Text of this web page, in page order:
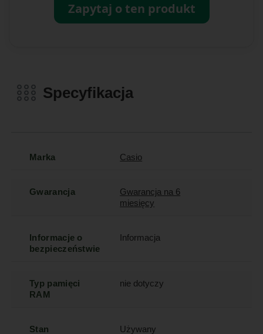
Zapytaj o ten produkt
Specyfikacja
Marka Casio
Gwarancja
Gwarancja na 6
miesięcy
Informacje o
bezpieczeństwie
Informacja
Typ pamięci
RAM
nie dotyczy
Stan Używany